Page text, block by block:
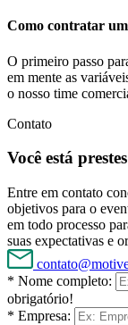
Como contratar
O primeiro passo
em mente as
o nosso time
Contato
Você está
Entre em contato
objetivos para o
em todo processo
suas expectativas e
* Nome completo:
obrigatório!
* Empresa: